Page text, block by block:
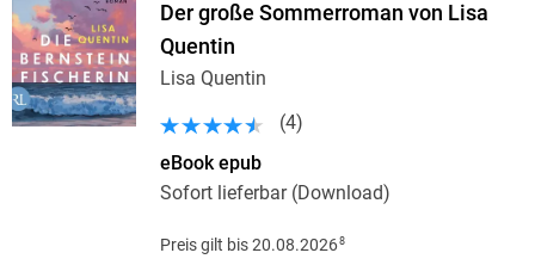
Der große Sommerroman von Lisa
Quentin
Lisa Quentin
(4)
eBook epub
Sofort lieferbar (Download)
Preis gilt bis 20.08.20268